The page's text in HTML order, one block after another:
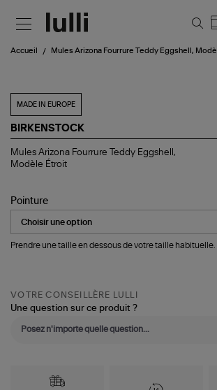
Accueil Mules Arizona Fourrure Teddy Eggshell,
MADE IN EUROPE
BIRKENSTOCK
Mules
Arizona
Eggshell,
Modèle
Étroit
Mules Arizona Fourrure Teddy Eggshell,
Modèle Étroit
Pointure
Prendre une taille en dessous de votre taille habituelle.
VOTRE CONSEILLÈRE LULLI
Une question sur ce produit ?